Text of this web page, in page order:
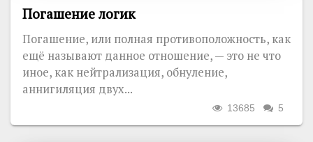
Погашение логик
Погашение, или полная противоположность, как
ещё называют данное отношение, — это не что
иное, как нейтрализация, обнуление,
аннигиляция двух...
5
13685